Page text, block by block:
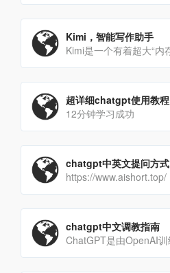
Kimi，智能写作助手
超详细chatgpt使用教程
12分钟学习成功
chatgpt中英文提问方式
https://www.aishort.top/
chatgpt中文调教指南